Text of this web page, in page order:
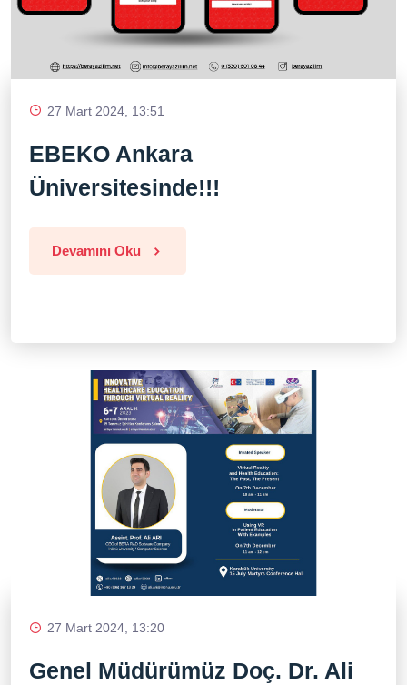
27 Mart 2024, 13:51
EBEKO Ankara
Üniversitesinde!!!
Devamını Oku
27 Mart 2024, 13:20
Genel Müdürümüz Doç. Dr. Ali